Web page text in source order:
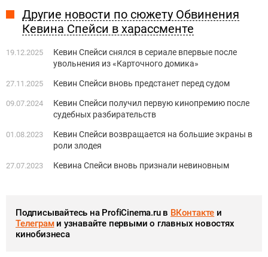
Другие новости по сюжету Обвинения
Кевина Спейси в харассменте
19.12.2025
Кевин Спейси снялся в сериале впервые после
увольнения из «Карточного домика»
27.11.2025 Кевин Спейси вновь предстанет перед судом
09.07.2024
Кевин Спейси получил первую кинопремию после
судебных разбирательств
01.08.2023
Кевин Спейси возвращается на большие экраны в
роли злодея
27.07.2023 Кевина Спейси вновь признали невиновным
Подписывайтесь на ProfiCinema.ru в ВКонтакте и
Телеграми узнавайте первыми о главных новостях
кинобизнеса